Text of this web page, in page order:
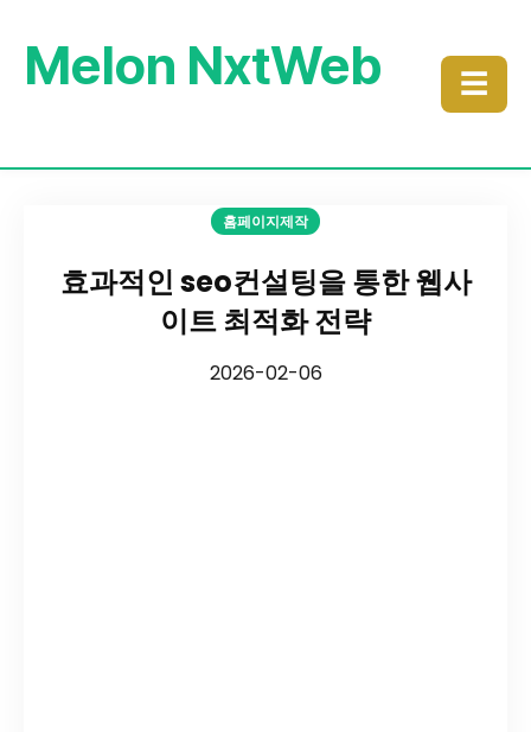
Melon NxtWeb ☰
홈페이지제작
효과적인 seo컨설팅을 통한 웹사
이트 최적화 전략
2026-02-06